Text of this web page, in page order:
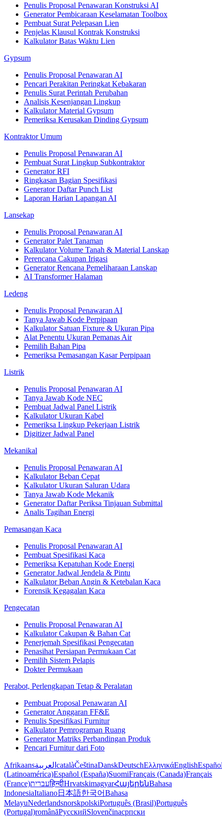
Penulis Proposal Penawaran Konstruksi AI
Generator Pembicaraan Keselamatan Toolbox
Pembuat Surat Pelepasan Lien
Penjelas Klausul Kontrak Konstruksi
Kalkulator Batas Waktu Lien
Gypsum
Penulis Proposal Penawaran AI
Pencari Perakitan Peringkat Kebakaran
Penulis Surat Perintah Perubahan
Analisis Kesenjangan Lingkup
Kalkulator Material Gypsum
Pemeriksa Kerusakan Dinding Gypsum
Kontraktor Umum
Penulis Proposal Penawaran AI
Pembuat Surat Lingkup Subkontraktor
Generator RFI
Ringkasan Bagian Spesifikasi
Generator Daftar Punch List
Laporan Harian Lapangan AI
Lansekap
Penulis Proposal Penawaran AI
Generator Palet Tanaman
Kalkulator Volume Tanah & Material Lanskap
Perencana Cakupan Irigasi
Generator Rencana Pemeliharaan Lanskap
AI Transformer Halaman
Ledeng
Penulis Proposal Penawaran AI
Tanya Jawab Kode Perpipaan
Kalkulator Satuan Fixture & Ukuran Pipa
Alat Penentu Ukuran Pemanas Air
Pemilih Bahan Pipa
Pemeriksa Pemasangan Kasar Perpipaan
Listrik
Penulis Proposal Penawaran AI
Tanya Jawab Kode NEC
Pembuat Jadwal Panel Listrik
Kalkulator Ukuran Kabel
Pemeriksa Lingkup Pekerjaan Listrik
Digitizer Jadwal Panel
Mekanikal
Penulis Proposal Penawaran AI
Kalkulator Beban Cepat
Kalkulator Ukuran Saluran Udara
Tanya Jawab Kode Mekanik
Generator Daftar Periksa Tinjauan Submittal
Analis Tagihan Energi
Pemasangan Kaca
Penulis Proposal Penawaran AI
Pembuat Spesifikasi Kaca
Pemeriksa Kepatuhan Kode Energi
Generator Jadwal Jendela & Pintu
Kalkulator Beban Angin & Ketebalan Kaca
Forensik Kegagalan Kaca
Pengecatan
Penulis Proposal Penawaran AI
Kalkulator Cakupan & Bahan Cat
Penerjemah Spesifikasi Pengecatan
Penasihat Persiapan Permukaan Cat
Pemilih Sistem Pelapis
Dokter Permukaan
Perabot, Perlengkapan Tetap & Peralatan
Pembuat Proposal Penawaran AI
Generator Anggaran FF&E
Penulis Spesifikasi Furnitur
Kalkulator Pemrograman Ruang
Generator Matriks Perbandingan Produk
Pencari Furnitur dari Foto
Afrikaansالعربية catalàČeštinaDanskDeutschΕλληνικάEnglish
(Latinoamérica)Español (España)SuomiFrançais (Canada)Français
(France)עבריתहिन्दीHrvatskimagyarՀայերենBahasa
IndonesiaItaliano日本語한국어Bahasa
MelayuNederlandsnorskpolskiPortuguês (Brasil)Português
(Portugal)românăРусскийSlovenčinaсрпски